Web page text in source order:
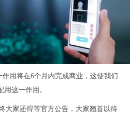
作用将在6个月内完成商业，这使我们
这一作用。
大家还得等官方公告，大家翘首以待